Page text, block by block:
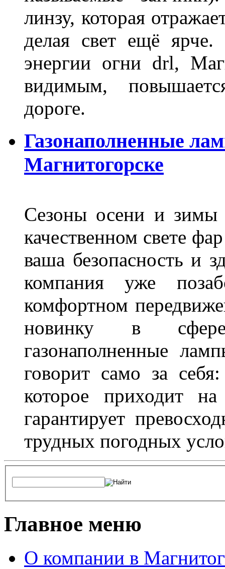
линзу, которая
делая свет ещё
энергии огни drl,
видимым,
дороге.
Газонаполненные
Магнитогорске
Сезоны осени и зимы
качественном свете
ваша безопасность и
компания уже
комфортном
новинку в
газонаполненные
говорит само за
которое приходит
гарантирует
трудных погодных
Главное меню
О компании в